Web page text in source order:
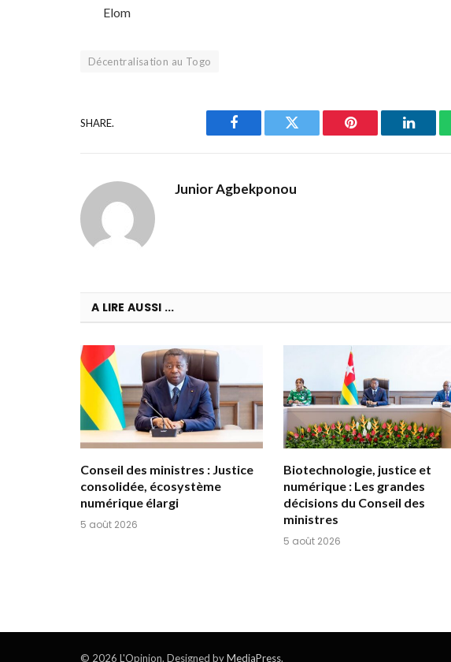
Elom
Décentralisation au Togo
SHARE.
Facebook Twitter Pinterest
Junior Agbekponou
A LIRE AUSSI ...
Conseil des ministres : Justice
consolidée, écosystème
numérique élargi
5 août 2026
Biotechnologie, justice et
numérique : Les grandes
décisions du Conseil des
ministres
5 août 2026
© 2026 L'Opinion. Designed byMediaPress.